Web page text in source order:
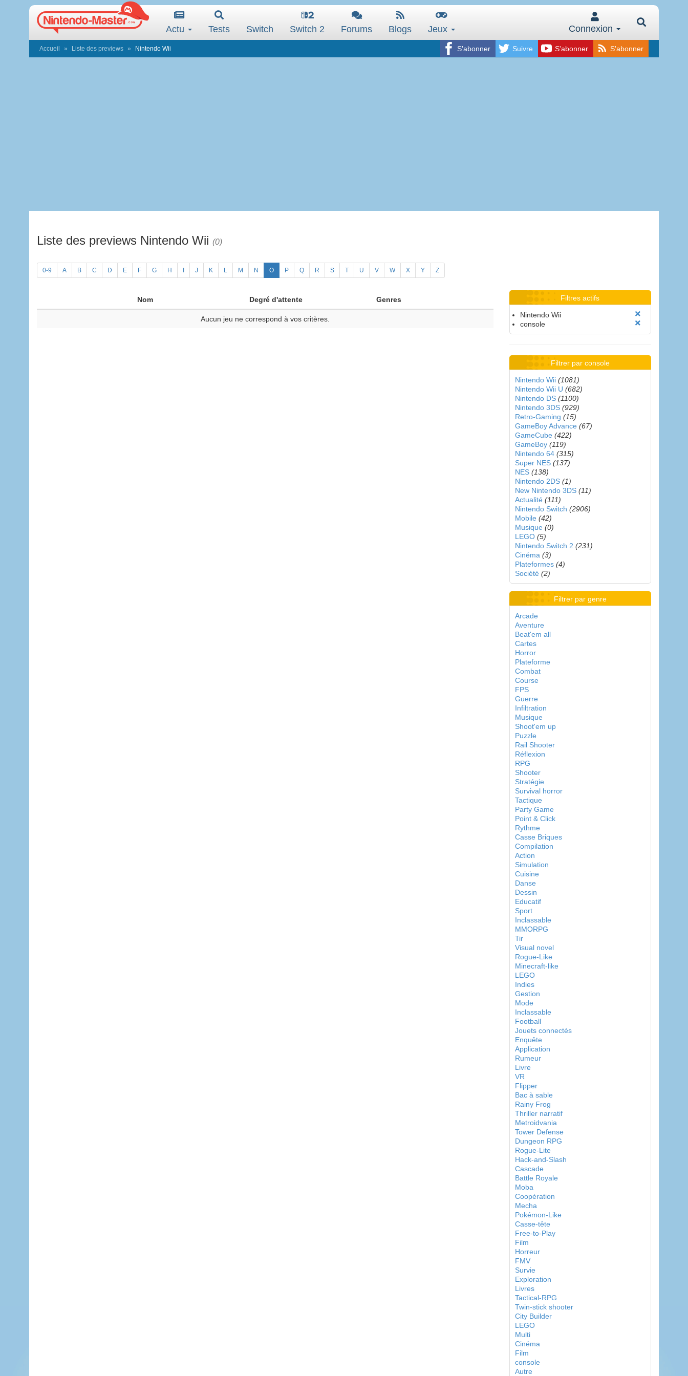
Actu Tests Switch Switch 2 Forums Blogs Jeux Connexion
S'abonner Suivre S'abonner S'abonner
Accueil Liste des previews Nintendo Wii
Liste des previews Nintendo Wii (0)
0-9 A B C D E F G H J K L M N O P Q R S T U V W X Y Z
Nom Degré d'attente Genres
Aucun jeu ne correspond à vos critères.
Filtres actifs
Nintendo Wii
console
Filtrer par console
Nintendo Wii (1081)
Nintendo Wii U (682)
Nintendo DS (1100)
Nintendo 3DS (929)
Retro-Gaming (15)
GameBoy Advance (67)
GameCube (422)
GameBoy (119)
Nintendo 64 (315)
Super NES (137)
NES (138)
Nintendo 2DS (1)
New Nintendo 3DS (11)
Actualité (111)
Nintendo Switch (2906)
Mobile (42)
Musique (0)
LEGO (5)
Nintendo Switch 2 (231)
Cinéma (3)
Plateformes (4)
Société (2)
Filtrer par genre
Arcade
Aventure
Beat'em all
Cartes
Horror
Plateforme
Combat
Course
FPS
Guerre
Infiltration
Musique
Shoot'em up
Puzzle
Rail Shooter
Réflexion
RPG
Shooter
Stratégie
Survival horror
Tactique
Party Game
Point & Click
Rythme
Casse Briques
Compilation
Action
Simulation
Cuisine
Danse
Dessin
Educatif
Sport
Inclassable
MMORPG
Tir
Visual novel
Rogue-Like
Minecraft-like
LEGO
Indies
Gestion
Mode
Inclassable
Football
Jouets connectés
Enquête
Application
Rumeur
Livre
VR
Flipper
Bac à sable
Rainy Frog
Thriller narratif
Metroidvania
Tower Defense
Dungeon RPG
Rogue-Lite
Hack-and-Slash
Cascade
Battle Royale
Moba
Coopération
Mecha
Pokémon-Like
Casse-tête
Free-to-Play
Film
Horreur
FMV
Survie
Exploration
Livres
Tactical-RPG
Twin-stick shooter
City Builder
LEGO
Multi
Cinéma
Film
console
Autre